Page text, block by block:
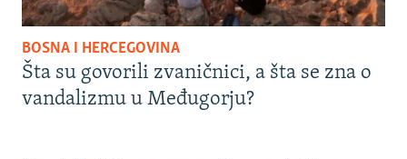
BOSNA I HERCEGOVINA
Šta su govorili zvaničnici, a šta se zna o
vandalizmu u Međugorju?